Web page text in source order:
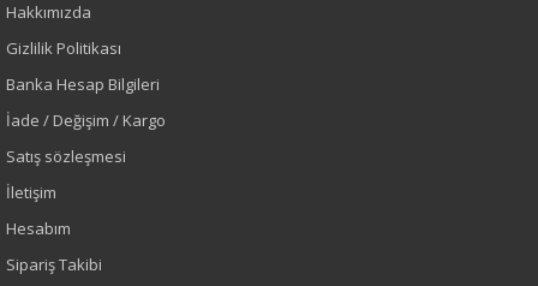
Renk
Sezon
Hakkımızda
Gizlilik Politikası
Banka Hesap Bilgileri
İade / Değişim / Kargo
Satış sözleşmesi
İletişim
Hesabım
Sipariş Takibi